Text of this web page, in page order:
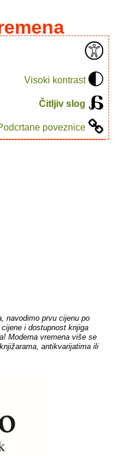
Visoki kontrast
Čitljiv slog
poveznice
knjiga.
navodimo prvu cijenu po
i dostupnost knjiga
Moderna vremena više se
antikvarijatima ili